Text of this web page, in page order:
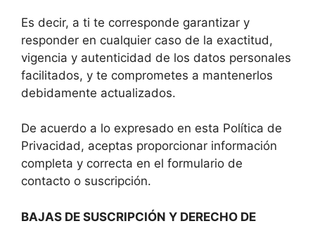
Es decir, a ti te corresponde garantizar y
responder en cualquier caso de la exactitud,
vigencia y autenticidad de los datos personales
facilitados, y te comprometes a mantenerlos
debidamente actualizados.
De acuerdo a lo expresado en esta Política de
Privacidad, aceptas proporcionar información
completa y correcta en el formulario de
contacto o suscripción.
BAJAS DE SUSCRIPCIÓN Y DERECHO DE